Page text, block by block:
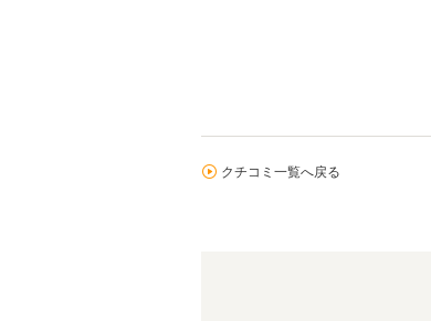
クチコミ一覧へ戻る